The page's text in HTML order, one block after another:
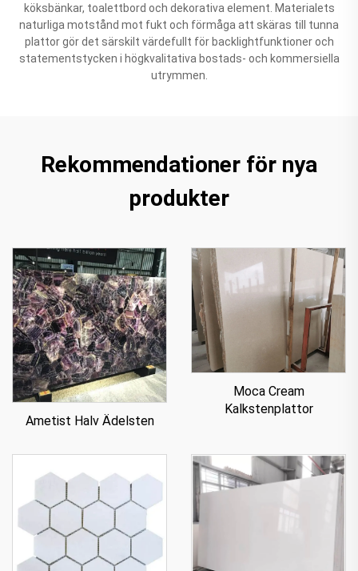
köksbänkar, toalettbord och dekorativa element. Materialets
naturliga motstånd mot fukt och förmåga att skäras till tunna
plattor gör det särskilt värdefullt för backlightfunktioner och
statementstycken i högkvalitativa bostads- och kommersiella
utrymmen.
Rekommendationer för nya
produkter
Ametist Halv Ädelsten
Moca Cream
Kalkstenplattor